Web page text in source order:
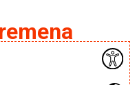
knjiga.